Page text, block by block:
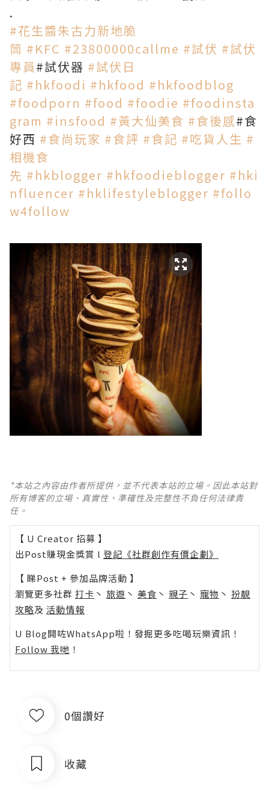
.
#花生醬朱古力新地脆
筒 #KFC #23800000callme #試伏 #試伏
專員#試伏器 #試伏日
記 #hkfoodi #hkfood #hkfoodblog
#foodporn #food #foodie #foodinsta
gram #insfood #黃大仙美食 #食後感#食
好西 #食尚玩家 #食評 #食記 #吃貨人生 #
相機食
先 #hkblogger #hkfoodieblogger #hki
nfluencer #hklifestyleblogger #follo
w4follow
*本站之內容由作者所提供，並不代表本站的立場。因此本站對
所有博客的立場、真實性、準確性及完整性不負任何法律責
任。
【 U Creator 招募 】
出Post賺現金獎賞 l 登記《社群創作有價企劃》
【 睇Post + 參加品牌活動 】
瀏覽更多社群 打卡 丶 旅遊 丶 美食 丶 親子 丶 寵物 丶 扮靚
攻略及 活動情報
U Blog開咗WhatsApp啦！發掘更多吃喝玩樂資訊！
Follow 我哋 ！
0個讚好
收藏